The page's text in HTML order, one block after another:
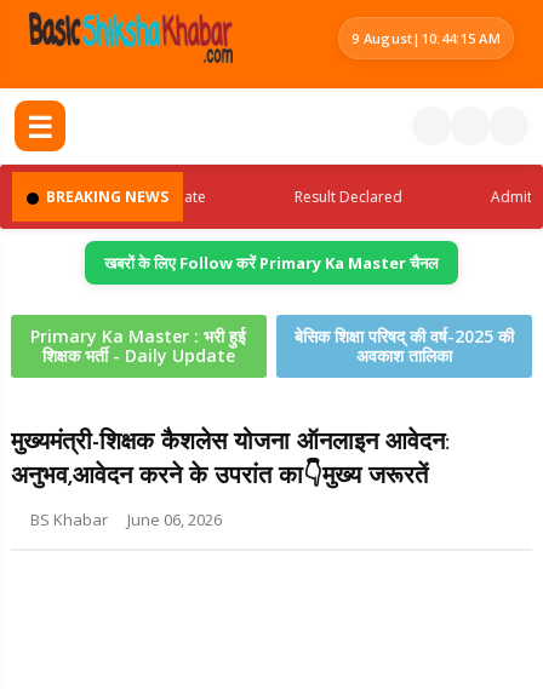
9 August| 10:44:16 AM
☰
BREAKING NEWS
Latest Jobs Update Result Declared Admit
खबरों के लिए Follow करें Primary Ka Master चैनल
Primary Ka Master : भरी हुई
शिक्षक भर्ती - Daily Update
बेसिक शिक्षा परिषद् की वर्ष-2025 की
अवकाश तालिका
मुख्यमंत्री-शिक्षक कैशलेस योजना ऑनलाइन आवेदन:
अनुभव,आवेदन करने के उपरांत का👇मुख्य जरूरतें
BS Khabar June 06, 2026